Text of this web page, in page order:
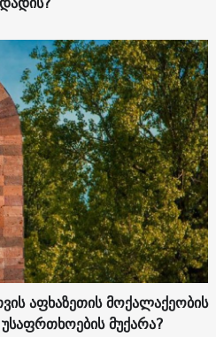
აფხაზეთის მოქალაქეობის
მუქარა?